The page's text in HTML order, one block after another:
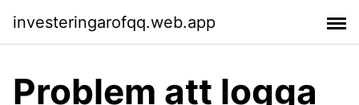
investeringarofqq.web.app
Problem att logga